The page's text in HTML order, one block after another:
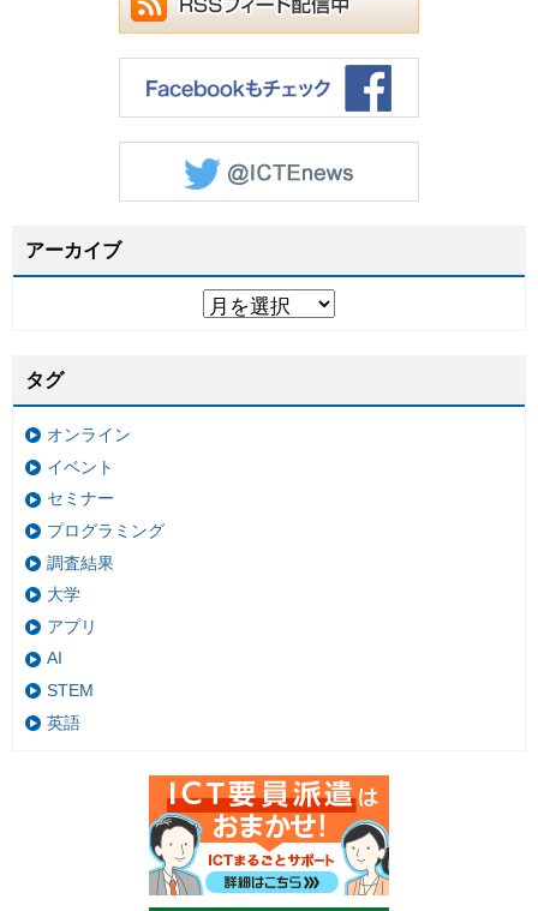
アーカイブ
タグ
オンライン
イベント
セミナー
プログラミング
調査結果
大学
アプリ
AI
STEM
英語